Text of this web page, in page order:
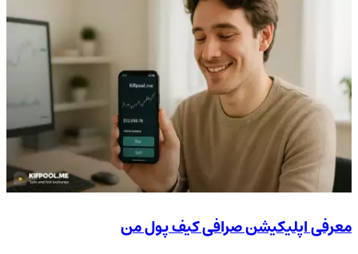
معرفی اپلیکیشن صرافی کیف پول من